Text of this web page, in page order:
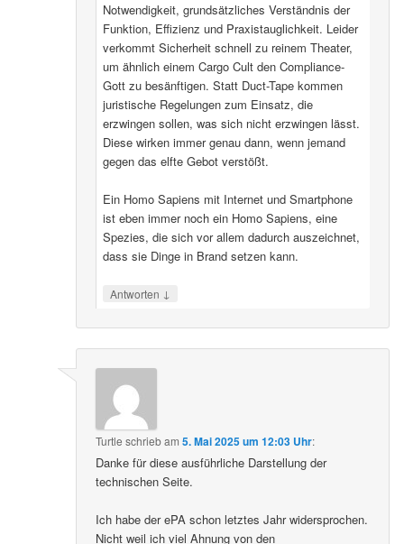
Notwendigkeit, grundsätzliches Verständnis der
Funktion, Effizienz und Praxistauglichkeit. Leider
verkommt Sicherheit schnell zu reinem Theater,
um ähnlich einem Cargo Cult den Compliance-
Gott zu besänftigen. Statt Duct-Tape kommen
juristische Regelungen zum Einsatz, die
erzwingen sollen, was sich nicht erzwingen lässt.
Diese wirken immer genau dann, wenn jemand
gegen das elfte Gebot verstößt.
Ein Homo Sapiens mit Internet und Smartphone
ist eben immer noch ein Homo Sapiens, eine
Spezies, die sich vor allem dadurch auszeichnet,
dass sie Dinge in Brand setzen kann.
Antworten ↓
Turtle schriebam5. Mai 2025 um 12:03 Uhr:
Danke für diese ausführliche Darstellung der
technischen Seite.
Ich habe der ePA schon letztes Jahr widersprochen.
Nicht weil ich viel Ahnung von den